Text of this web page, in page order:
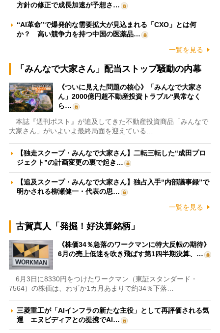
方針の修正で成長加速が予想さ…
“AI革命”で爆発的な需要拡大が見込まれる「CXO」とは何
か？ 高い競争力を持つ中国の医薬品…
一覧を見る
「みんなで大家さん」配当ストップ騒動の内幕
《ついに見えた問題の核心》「みんなで大家さ
ん」2000億円超不動産投資トラブル“異常なく
ら…
本誌『週刊ポスト』が追及してきた不動産投資商品「みんなで
大家さん」がいよいよ最終局面を迎えている…
【独走スクープ・みんなで大家さん】二転三転した“成田プロ
ジェクト”の計画変更の裏で起き…
【追及スクープ・みんなで大家さん】独占入手“内部議事録”で
明かされる柳瀬健一・代表の思…
一覧を見る
古賀真人「発掘！好決算銘柄」
《株価34％急落のワークマンに特大反転の期待》
6月の売上低迷を吹き飛ばす第1四半期決算、…
6月3日に8330円をつけたワークマン（東証スタンダード・
7564）の株価は、わずか1カ月あまりで約34％下落…
三菱重工が「AIインフラの新たな主役」として再評価される気
運 エヌビディアとの提携でAI…